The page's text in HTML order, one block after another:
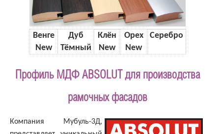
Венге
New
Дуб
Тёмный
Клён
New
Орех
New
Серебро
Профиль МДФ ABSOLUT для производства
рамочных фасадов
Компания Мубуль-3Д,